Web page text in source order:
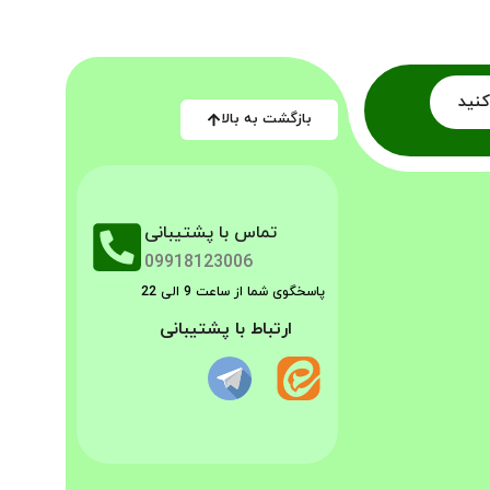
بازگشت به بالا
تماس با پشتیبانی
09918123006
پاسخگوی شما از ساعت 9 الی 22
ارتباط با پشتیبانی